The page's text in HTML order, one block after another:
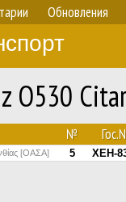
Обновления
O530
№
[ΟΑΣΑ] 5 XEH-